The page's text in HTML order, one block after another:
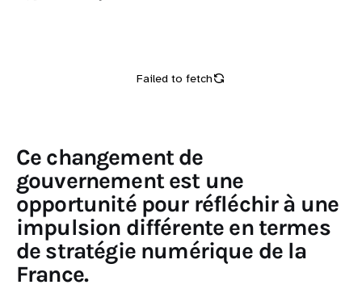
Ce changement de
gouvernement est une
opportunité pour réfléchir à une
impulsion différente en termes
de stratégie numérique de la
France.